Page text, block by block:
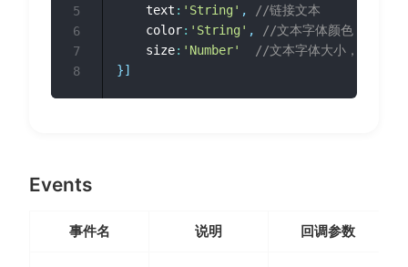
	text
: 'String' ,
//链接文本
	color
: 'String' ,
//文本字体颜色
	size
: 'Number'
//文本字体大小，单位rpx
}]
5
6
7
8
Events
事件名 说明 回调参数